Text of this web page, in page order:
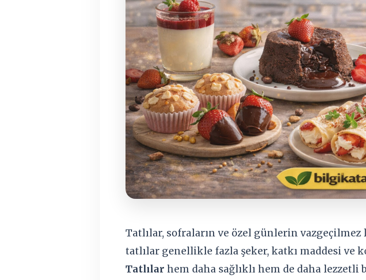
Tatlılar, sofraların ve özel günlerin vazgeçilmez
tatlılar genellikle fazla şeker, katkı maddesi ve
Tatlılar hem daha sağlıklı hem de daha